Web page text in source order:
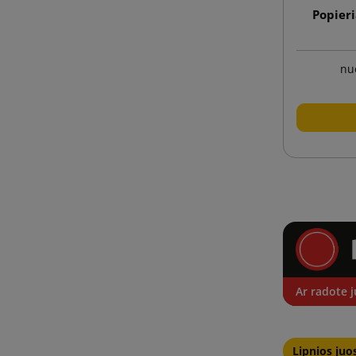
Ar radote
Lipnios